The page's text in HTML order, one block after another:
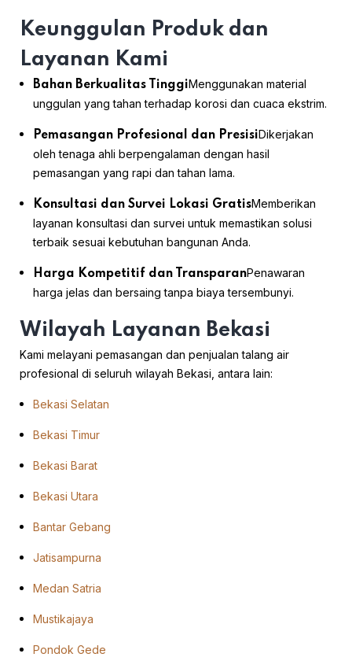
Keunggulan Produk dan
Layanan Kami
Bahan Berkualitas TinggiMenggunakan material
unggulan yang tahan terhadap korosi dan cuaca ekstrim.
Pemasangan Profesional dan PresisiDikerjakan
oleh tenaga ahli berpengalaman dengan hasil
pemasangan yang rapi dan tahan lama.
Konsultasi dan Survei Lokasi GratisMemberikan
layanan konsultasi dan survei untuk memastikan solusi
terbaik sesuai kebutuhan bangunan Anda.
Harga Kompetitif dan TransparanPenawaran
harga jelas dan bersaing tanpa biaya tersembunyi.
Wilayah Layanan Bekasi
Kami melayani pemasangan dan penjualan talang air
profesional di seluruh wilayah Bekasi, antara lain:
Bekasi Selatan
Bekasi Timur
Bekasi Barat
Bekasi Utara
Bantar Gebang
Jatisampurna
Medan Satria
Mustikajaya
Pondok Gede